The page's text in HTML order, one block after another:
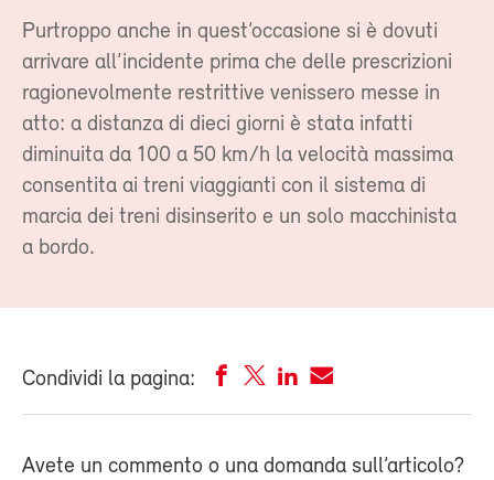
Purtroppo anche in quest’occasione si è dovuti
arrivare all’incidente prima che delle prescrizioni
ragionevolmente restrittive venissero messe in
atto: a distanza di dieci giorni è stata infatti
diminuita da 100 a 50 km/h la velocità massima
consentita ai treni viaggianti con il sistema di
marcia dei treni disinserito e un solo macchinista
a bordo.
Condividi la pagina:
Avete un commento o una domanda sull’articolo?